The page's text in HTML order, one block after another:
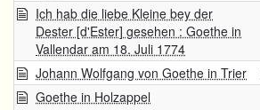
Ich hab die liebe Kleine bey der
Dester [d'Ester] gesehen : Goethe in
Vallendar am 18. Juli 1774
Johann Wolfgang von Goethe in Trier
Goethe in Holzappel